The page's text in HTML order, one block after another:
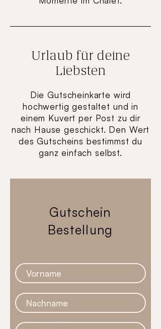
Urlaub für deine
Liebsten
Die Gutscheinkarte wird
hochwertig gestaltet und in
einem Kuvert per Post zu dir
nach Hause geschickt. Den Wert
des Gutscheins bestimmst du
ganz einfach selbst.
Gutschein
Bestellung